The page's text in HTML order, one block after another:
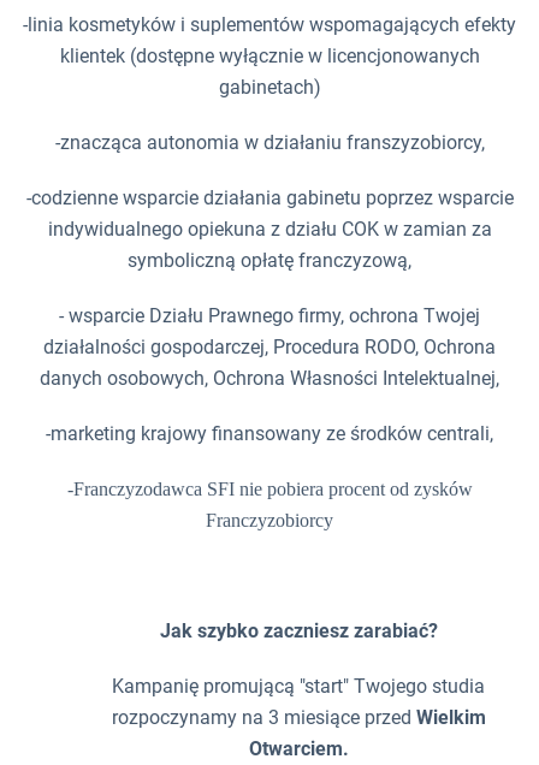
-linia kosmetyków i suplementów wspomagających efekty
klientek (dostępne wyłącznie w licencjonowanych
gabinetach)
-znacząca autonomia w działaniu franszyzobiorcy,
-codzienne wsparcie działania gabinetu poprzez wsparcie
indywidualnego opiekuna z działu COK w zamian za
symboliczną opłatę franczyzową,
- wsparcie Działu Prawnego firmy, ochrona Twojej
działalności gospodarczej, Procedura RODO, Ochrona
danych osobowych, Ochrona Własności Intelektualnej,
-marketing krajowy finansowany ze środków centrali,
-Franczyzodawca SFI nie pobiera procent od zysków
Franczyzobiorcy
Jak szybko zaczniesz zarabiać?
Kampanię promującą "start" Twojego studia
rozpoczynamy na 3 miesiące przed Wielkim
Otwarciem.